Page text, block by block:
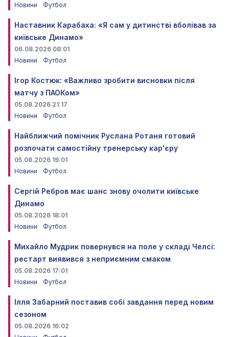
Новини
Футбол
Наставник Карабаха: «Я сам у дитинстві вболівав за
київське Динамо»
06.08.2026 08:01
Новини
Футбол
Ігор Костюк: «Важливо зробити висновки після
матчу з ПАОКом»
05.08.2026 21:17
Новини
Футбол
Найближчий помічник Руслана Ротаня готовий
розпочати самостійну тренерську кар'єру
05.08.2026 19:01
Новини
Футбол
Сергій Ребров має шанс знову очолити київське
Динамо
05.08.2026 18:01
Новини
Футбол
Михайло Мудрик повернувся на поле у складі Челсі:
рестарт виявився з неприємним смаком
05.08.2026 17:01
Новини
Футбол
Ілля Забарний поставив собі завдання перед новим
сезоном
05.08.2026 16:02